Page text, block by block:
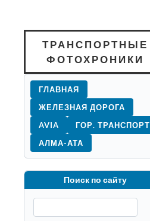
ТРАНСПОРТНЫЕ
ФОТОХРОНИКИ
ГЛАВНАЯ
ЖЕЛЕЗНАЯ ДОРОГА
AVIA
ГОР. ТРАНСПОРТ
АЛМА-АТА
Поиск по сайту